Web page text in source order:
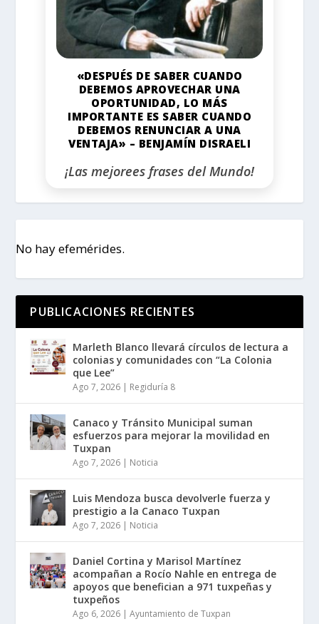
«DESPUÉS DE SABER CUANDO
DEBEMOS APROVECHAR UNA
OPORTUNIDAD, LO MÁS
IMPORTANTE ES SABER CUANDO
DEBEMOS RENUNCIAR A UNA
VENTAJA» – BENJAMÍN DISRAELI
¡Las mejorees frases del Mundo!
No hay efemérides.
PUBLICACIONES RECIENTES
Marleth Blanco llevará círculos de lectura a
colonias y comunidades con “La Colonia
que Lee”
Ago 7, 2026 | Regiduría 8
Canaco y Tránsito Municipal suman
esfuerzos para mejorar la movilidad en
Tuxpan
Ago 7, 2026 | Noticia
Luis Mendoza busca devolverle fuerza y
prestigio a la Canaco Tuxpan
Ago 7, 2026 | Noticia
Daniel Cortina y Marisol Martínez
acompañan a Rocío Nahle en entrega de
apoyos que benefician a 971 tuxpeñas y
tuxpeños
Ago 6, 2026 |Ayuntamiento de Tuxpan